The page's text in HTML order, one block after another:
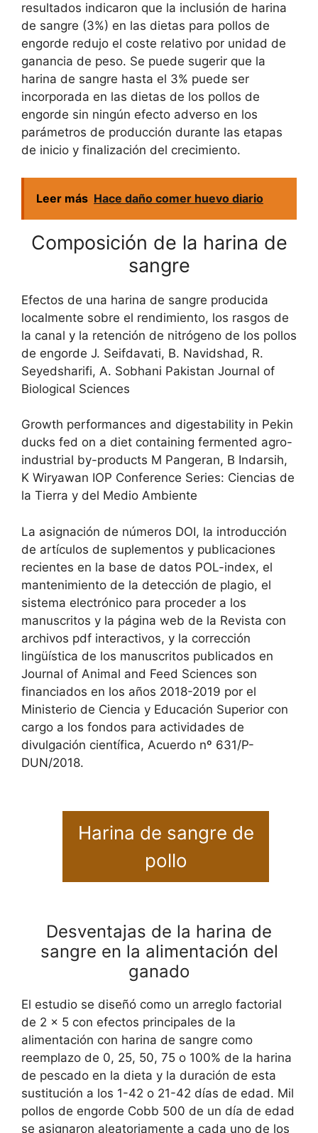
resultados indicaron que la inclusión de harina
de sangre (3%) en las dietas para pollos de
engorde redujo el coste relativo por unidad de
ganancia de peso. Se puede sugerir que la
harina de sangre hasta el 3% puede ser
incorporada en las dietas de los pollos de
engorde sin ningún efecto adverso en los
parámetros de producción durante las etapas
de inicio y finalización del crecimiento.
Leer más Hace daño comer huevo diario
Composición de la harina de
sangre
Efectos de una harina de sangre producida
localmente sobre el rendimiento, los rasgos de
la canal y la retención de nitrógeno de los pollos
de engorde J. Seifdavati, B. Navidshad, R.
Seyedsharifi, A. Sobhani Pakistan Journal of
Biological Sciences
Growth performances and digestability in Pekin
ducks fed on a diet containing fermented agro-
industrial by-products M Pangeran, B Indarsih,
K Wiryawan IOP Conference Series: Ciencias de
la Tierra y del Medio Ambiente
La asignación de números DOI, la introducción
de artículos de suplementos y publicaciones
recientes en la base de datos POL-index, el
mantenimiento de la detección de plagio, el
sistema electrónico para proceder a los
manuscritos y la página web de la Revista con
archivos pdf interactivos, y la corrección
lingüística de los manuscritos publicados en
Journal of Animal and Feed Sciences son
financiados en los años 2018-2019 por el
Ministerio de Ciencia y Educación Superior con
cargo a los fondos para actividades de
divulgación científica, Acuerdo nº 631/P-
DUN/2018.
Harina de sangre de
pollo
Desventajas de la harina de
sangre en la alimentación del
ganado
El estudio se diseñó como un arreglo factorial
de 2 x 5 con efectos principales de la
alimentación con harina de sangre como
reemplazo de 0, 25, 50, 75 o 100% de la harina
de pescado en la dieta y la duración de esta
sustitución a los 1-42 o 21-42 días de edad. Mil
pollos de engorde Cobb 500 de un día de edad
se asignaron aleatoriamente a cada uno de los